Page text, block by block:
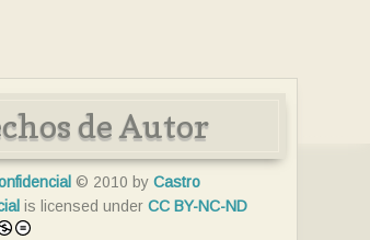
de Autor
© 2010 by Castro
is licensed under CC BY-NC-ND